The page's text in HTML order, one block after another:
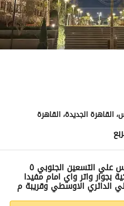
القاهرة الجديدة، القاهرة
والمؤشرات رهن عقاري
شقة بكمبوند جاردن هايتس علي التسعين الجنوبي ٥
بجوار واتر واي امام مفيدا
الدائري الاوسطي وقريبة م